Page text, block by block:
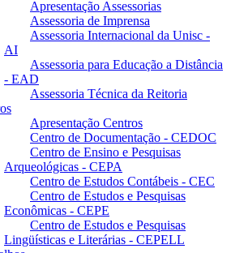
Apresentação Assessorias
Assessoria de Imprensa
Assessoria Internacional da Unisc -
AI
Assessoria para Educação a Distância
- EAD
Assessoria Técnica da Reitoria
Apresentação Centros
Centro de Documentação - CEDOC
Centro de Ensino e Pesquisas
Arqueológicas - CEPA
Centro de Estudos Contábeis - CEC
Centro de Estudos e Pesquisas
Econômicas - CEPE
Centro de Estudos e Pesquisas
Lingüísticas e Literárias - CEPELL